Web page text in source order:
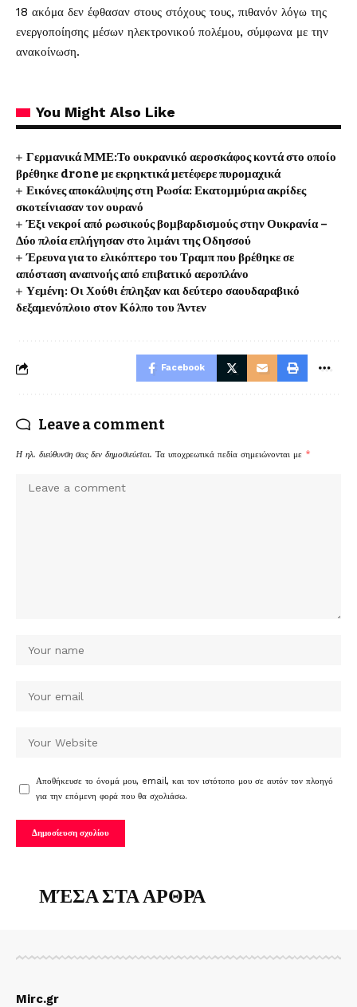
18 ακόμα δεν έφθασαν στους στόχους τους, πιθανόν λόγω της
ενεργοποίησης μέσων ηλεκτρονικού πολέμου, σύμφωνα με την
ανακοίνωση.
You Might Also Like
Γερμανικά ΜΜΕ:Το ουκρανικό αεροσκάφος κοντά στο οποίο
βρέθηκε drone με εκρηκτικά μετέφερε πυρομαχικά
Εικόνες αποκάλυψης στη Ρωσία: Εκατομμύρια ακρίδες
σκοτείνιασαν τον ουρανό
Έξι νεκροί από ρωσικούς βομβαρδισμούς στην Ουκρανία –
Δύο πλοία επλήγησαν στο λιμάνι της Οδησσού
Έρευνα για το ελικόπτερο του Τραμπ που βρέθηκε σε
απόσταση αναπνοής από επιβατικό αεροπλάνο
Υεμένη: Οι Χούθι έπληξαν και δεύτερο σαουδαραβικό
δεξαμενόπλοιο στον Κόλπο του Άντεν
Facebook
Leave a comment
Η ηλ. διεύθυνση σας δεν δημοσιεύεται. Τα υποχρεωτικά πεδία σημειώνονται με *
Αποθήκευσε το όνομά μου, email, και τον ιστότοπο μου σε αυτόν τον πλοηγό
για την επόμενη φορά που θα σχολιάσω.
ΜΈΣΑ ΣΤΑ ΑΡΘΡΑ
Mirc.gr